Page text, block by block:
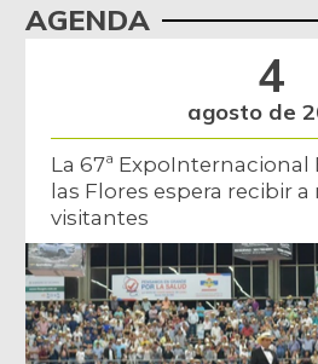
AGENDA
4
agosto de
La 67ª ExpoInternacional
las Flores espera recibir
visitantes